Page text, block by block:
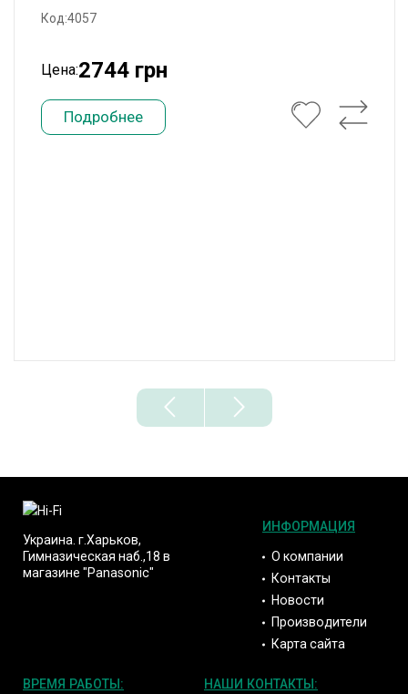
Код:4057
Цена:2744 грн
Подробнее
Украина. г.Харьков,
Гимназическая наб.,18 в
магазине "Panasonic"
ИНФОРМАЦИЯ
О компании
Контакты
Новости
Производители
Карта сайта
ВРЕМЯ РАБОТЫ: НАШИ КОНТАКТЫ: